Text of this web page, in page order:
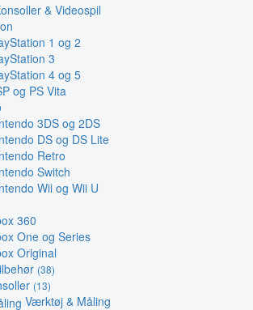
& Videospil
1 og 2
3
4 og 5
og PS Vita
3DS og 2DS
DS og DS Lite
Retro
Switch
Wii og Wii U
360
One og Series
Original
(38)
(13)
Værktøj & Måling